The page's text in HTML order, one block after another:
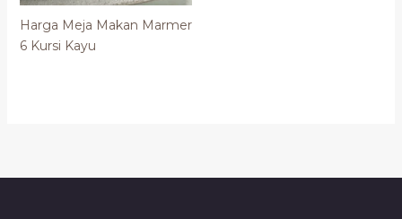
Harga Meja Makan Marmer
6 Kursi Kayu